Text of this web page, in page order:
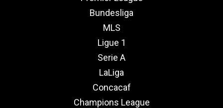
Bundesliga
MLS
Ligue 1
Serie A
LaLiga
Concacaf
Champions League